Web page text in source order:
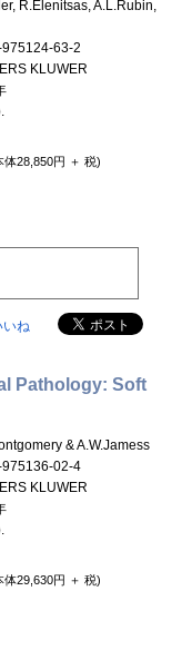
R.Elenitsas, A.L.Rubin,
975124-63-2
KLUWER
体28,850円 ＋ 税)
いね
Pathology: Soft
& A.W.Jamess
975136-02-4
KLUWER
体29,630円 ＋ 税)